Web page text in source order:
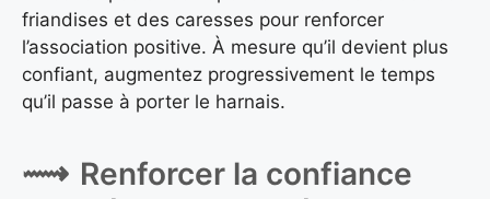
friandises et des caresses pour renforcer
l’association positive. À mesure qu’il devient plus
confiant, augmentez progressivement le temps
qu’il passe à porter le harnais.
Renforcer la confiance